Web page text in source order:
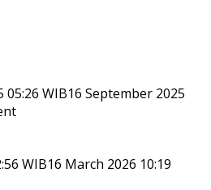
05:26 WIB16 September 2025
WIB16 March 2026 10:19